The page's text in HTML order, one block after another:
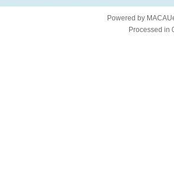
Powered by
Processed in